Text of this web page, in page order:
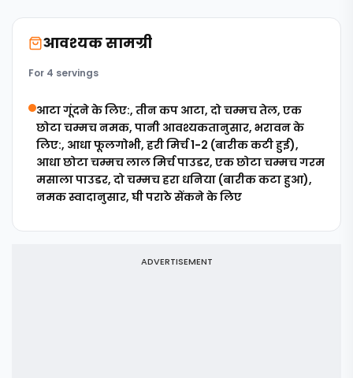
आवश्यक सामग्री
For 4 servings
आटा गूंदने के लिए:, तीन कप आटा, दो चम्मच तेल, एक
छोटा चम्मच नमक, पानी आवश्यकतानुसार, भरावन के
लिए:, आधा फूलगोभी, हरी मिर्च 1-2 (बारीक कटी हुई),
आधा छोटा चम्मच लाल मिर्च पाउडर, एक छोटा चम्मच गरम
मसाला पाउडर, दो चम्मच हरा धनिया (बारीक कटा हुआ),
नमक स्वादानुसार, घी पराठे सेंकने के लिए
ADVERTISEMENT